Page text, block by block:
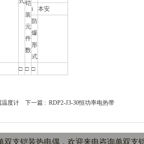
铠
装
元
件
数
i
本安
防
爆
形
式
□ □ □
温度计 下一篇 : RDP2-J3-30恒功率电热带
支铠装热电偶，欢迎来电咨询单双支